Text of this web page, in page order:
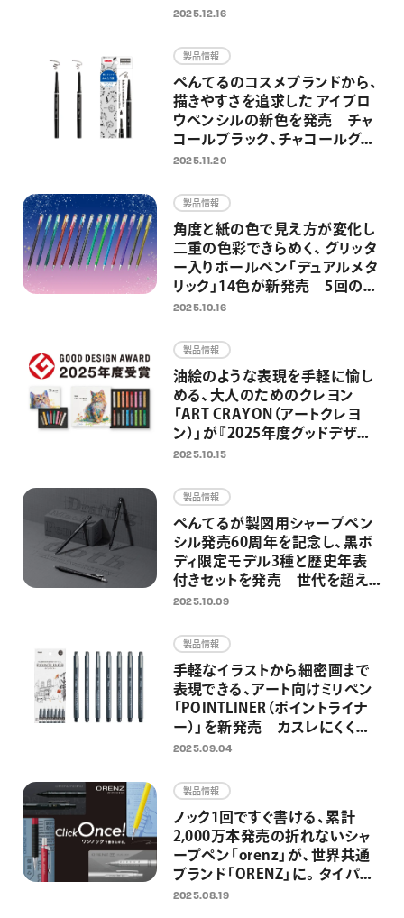
製の替芯ケースとホルダー式消
～
2025.12.16
製品情報
ぺんてるのコスメブランドから、
描きやすさを追求した アイブロ
ウペンシルの新色を発売 チャ
コールブラック、チャコールグレ
ーの2色を追加し、全5色展開に
2025.11.20
製品情報
角度と紙の色で見え方が変化し
二重の色彩できらめく、 グリッタ
ー入りボールペン「デュアルメタ
リック」14色が新発売 5回の限
定発売を経て、待望の定番化 ノ
グリッターインキが華やかに彩
る
2025.10.16
製品情報
油絵のような表現を手軽に愉し
める、大人のためのクレヨン
「ART CRAYON（アートクレヨ
ン）」が『2025年度グッドデザイ
ン賞』を受賞
2025.10.15
製品情報
ぺんてるが製図用シャープペン
シル発売60周年を記念し、黒ボ
ディ限定モデル3種と歴史年表
付きセットを発売 世代を超え
て、学生からアーティストに愛さ
2025.10.09
製品情報
手軽なイラストから細密画まで
表現できる、アート向けミリペン
「POINTLINER（ポイントライナ
ー）」を新発売 カスレにくく安
定した描き心地で均一な線が描
2025.09.04
製品情報
ノック1回ですぐ書ける、累計
2,000万本発売の折れないシャ
ープペン「orenz」が、世界共通
ブランド「ORENZ」に。タイパに
優れたZ世代向けシャープペン
2025.08.19